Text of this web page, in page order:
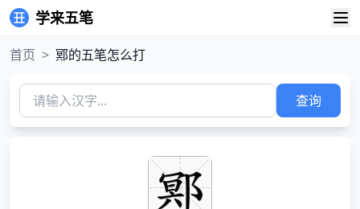
学来五笔
首页 > 鄍的五笔怎么打
查询